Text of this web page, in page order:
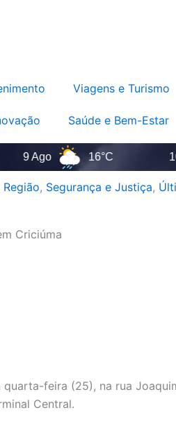
Viagens e Turismo
Saúde e Bem-Estar
9 Ago 16°C 10
Região, Segurança e Justiça,
Criciúma
feira (25), na rua
Central.